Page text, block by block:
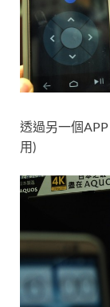
透過另一個
用)